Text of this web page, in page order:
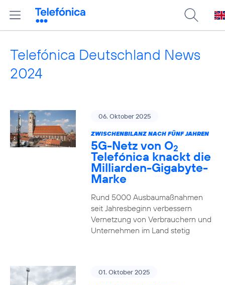
Telefónica Deutschland News
2024
06. Oktober 2025
ZWISCHENBILANZ NACH FÜNF JAHREN
5G-Netz von O2
Telefónica knackt die
Milliarden-Gigabyte-
Marke
Rund 5000 Ausbaumaßnahmen
seit Jahresbeginn verbessern
Vernetzung von Verbrauchern und
Unternehmen im Land stetig
01. Oktober 2025